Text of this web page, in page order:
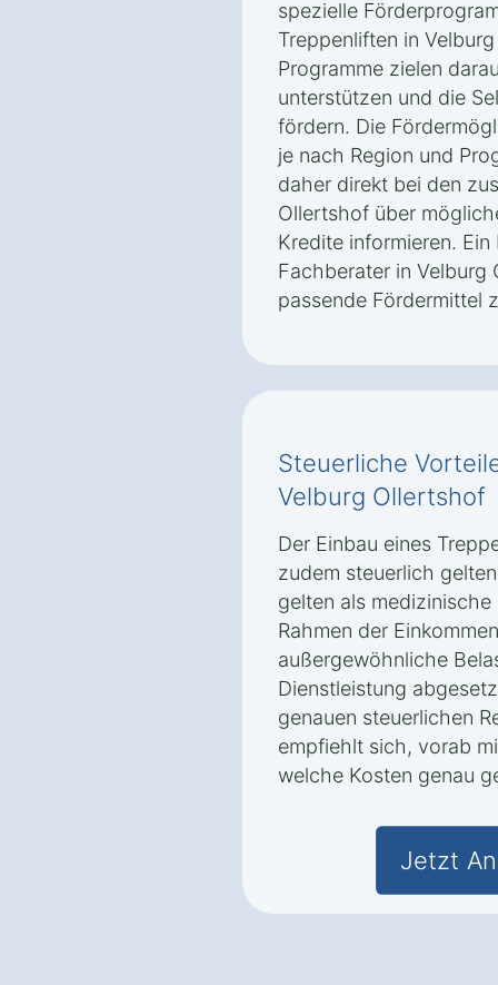
spezielle
Treppenliften in
Programme zielen
unterstützen und die
fördern. Die
je nach Region und
daher direkt bei den
Ollertshof über
Kredite informieren.
Fachberater in Velburg
passende Fördermittel
Steuerliche
Velburg Ollertshof
Der Einbau eines
zudem steuerlich
gelten als
Rahmen der
außergewöhnliche
Dienstleistung
genauen steuerlichen
empfiehlt sich, vorab
welche Kosten genau
Jetzt